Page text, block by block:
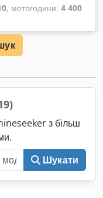
, мотогодини: 4 400
, Обладнання:
Deck
з більш
Шукати